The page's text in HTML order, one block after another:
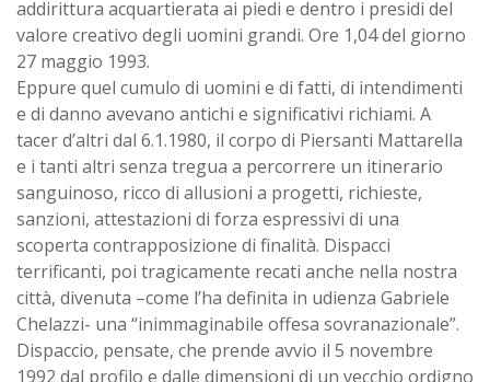
addirittura acquartierata ai piedi e dentro i presidi del
valore creativo degli uomini grandi. Ore 1,04 del giorno
27 maggio 1993.
Eppure quel cumulo di uomini e di fatti, di intendimenti
e di danno avevano antichi e significativi richiami. A
tacer d’altri dal 6.1.1980, il corpo di Piersanti Mattarella
e i tanti altri senza tregua a percorrere un itinerario
sanguinoso, ricco di allusioni a progetti, richieste,
sanzioni, attestazioni di forza espressivi di una
scoperta contrapposizione di finalità. Dispacci
terrificanti, poi tragicamente recati anche nella nostra
città, divenuta –come l’ha definita in udienza Gabriele
Chelazzi- una “inimmaginabile offesa sovranazionale”.
Dispaccio, pensate, che prende avvio il 5 novembre
1992 dal profilo e dalle dimensioni di un vecchio ordigno